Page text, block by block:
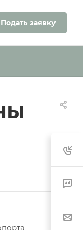
Подать заявку